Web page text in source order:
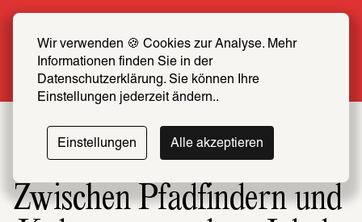
Wir verwenden 🍪 Cookies zur Analyse. Mehr
Informationen finden Sie in der
Datenschutzerklärung. Sie können Ihre
Einstellungen jederzeit ändern..
Einstellungen Alle akzeptieren
SCHIRN FREUND*IN werden
Mehr erfahren
Zwischen Pfadfindern und